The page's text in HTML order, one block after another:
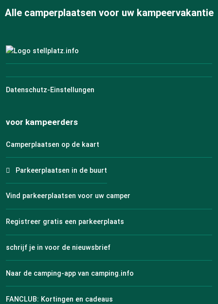
Alle camperplaatsen voor uw kampeervakantie
Datenschutz-Einstellungen
voor kampeerders
Camperplaatsen op de kaart
Parkeerplaatsen in de buurt
Vind parkeerplaatsen voor uw camper
Registreer gratis een parkeerplaats
schrijf je in voor de nieuwsbrief
Naar de camping-app van camping.info
FANCLUB: Kortingen en cadeaus